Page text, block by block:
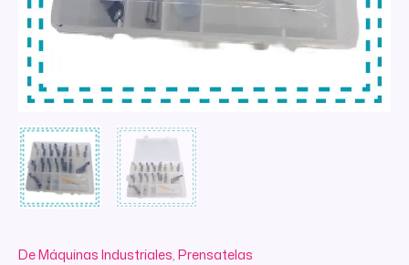
De Máquinas Industriales,Prensatelas